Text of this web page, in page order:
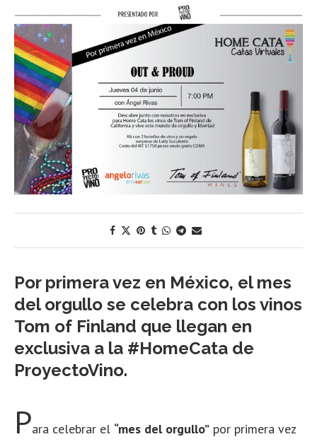
Por primera vez en México, el mes
del orgullo se celebra con los vinos
Tom of Finland que llegan en
exclusiva a la #HomeCata de
ProyectoVino.
Para celebrar el “mes del orgullo” por primera vez